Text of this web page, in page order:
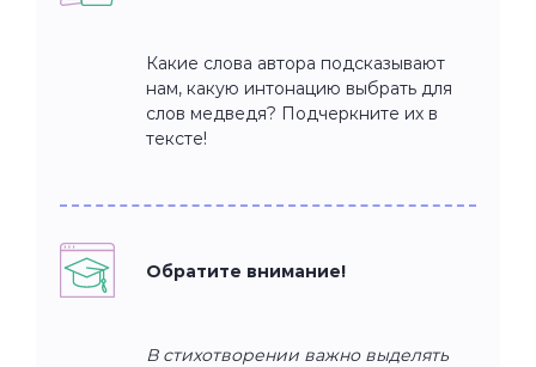
Какие слова автора подсказывают
нам, какую интонацию выбрать для
слов медведя? Подчеркните их в
тексте!
Обратите внимание!
В стихотворении важно выделять